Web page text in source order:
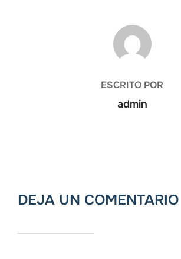
AUTOR DE LA ENTRADA
ESCRITO POR
admin
DEJA UN COMENTARIO